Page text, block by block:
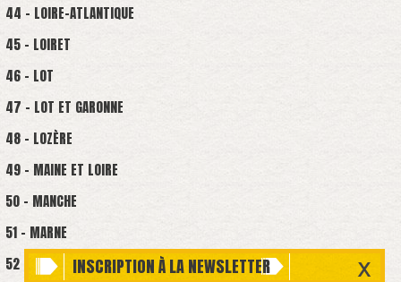
44 - LOIRE-ATLANTIQUE
45 - LOIRET
46 - LOT
47 - LOT ET GARONNE
48 - LOZÈRE
49 - MAINE ET LOIRE
50 - MANCHE
51 - MARNE
52 - HAUTE-MARNEINSCRIPTION À LA NEWSLETTER